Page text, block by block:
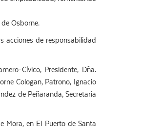
Osborne.
acciones de responsabilidad
Cívico, Presidente, Dña.
Cologan, Patrono, Ignacio
de Peñaranda, Secretaria
Mora, en El Puerto de Santa